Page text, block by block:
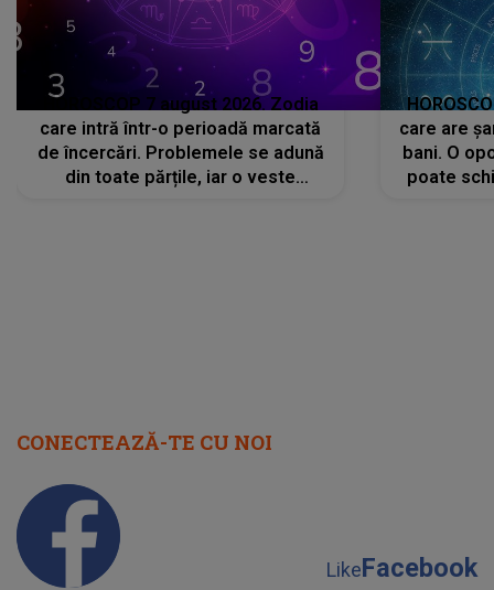
HOROSCOP 7 august 2026. Zodia
care intră într-o perioadă marcată
de încercări. Problemele se adună
din toate părțile, iar o veste
care are
bani. O
poate
CONECTEAZĂ-TE CU NOI
LikeFacebook